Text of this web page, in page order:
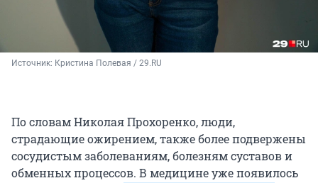
Источник: Кристина Полевая / 29.RU
По словам Николая Прохоренко, люди,
страдающие ожирением, также более подвержены
сосудистым заболеваниям, болезням суставов и
обменных процессов. В медицине уже появилось